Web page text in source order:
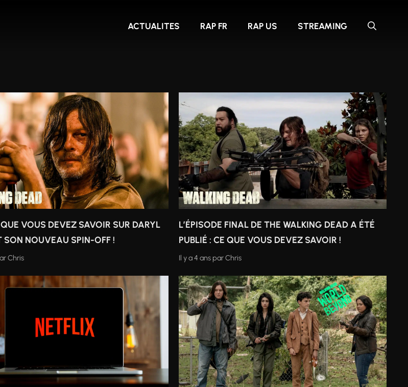
ACTUALITES RAP FR RAP US STREAMING
VOUS DEVEZ SAVOIR SUR DARYL
SON NOUVEAU SPIN-OFF !
Chris
L’ÉPISODE FINAL DE THE WALKING DEAD A ÉTÉ
PUBLIÉ : CE QUE VOUS DEVEZ SAVOIR !
Il y a 4 ans parChris